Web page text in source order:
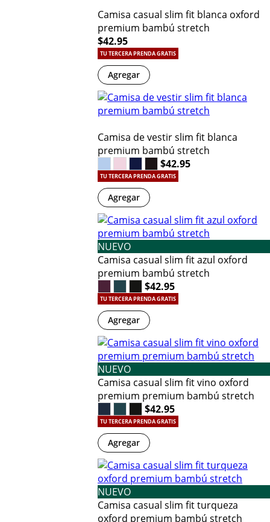
Camisa casual slim fit blanca oxford
premium bambú stretch
$42.95
TU TERCERA PRENDA GRATIS
Agregar
Camisa de vestir slim fit blanca
premium bambú stretch
$42.95
TU TERCERA PRENDA GRATIS
Agregar
NUEVO
Camisa casual slim fit azul oxford
premium bambú stretch
$42.95
TU TERCERA PRENDA GRATIS
Agregar
NUEVO
Camisa casual slim fit vino oxford
premium premium bambú stretch
$42.95
TU TERCERA PRENDA GRATIS
Agregar
NUEVO
Camisa casual slim fit turqueza
oxford premium bambú stretch